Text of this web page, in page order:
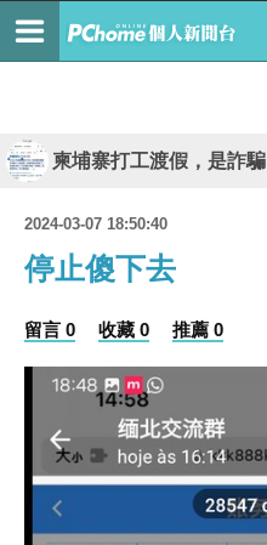
柬埔寨打工渡假，是詐騙
2024-03-07 18:50:40
停止傻下去
留言 0 收藏 0 推薦 0